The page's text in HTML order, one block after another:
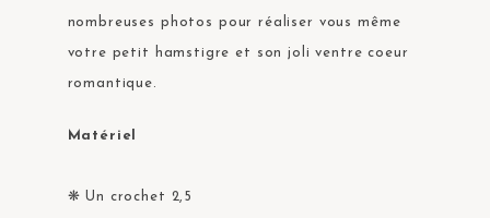
nombreuses photos pour réaliser vous même
votre petit hamstigre et son joli ventre coeur
romantique.
Matériel
❋ Un crochet 2,5